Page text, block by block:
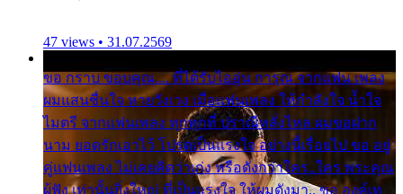
47 views • 31.07.2569
ขอ กราบ ขอบคุณ.... ที่ได้รับไออุ่น การุณ จากแฟน เพลง
ผมแสนชื่นใจ หายวังเวง เมื่อแฟนเพลง ให้กำลังใจ น้ำใจ
ไมตรี จากแฟนเพลง ทุกทุกที่ ปราณีหลั่งไหล ผมขอฝาก
นาม ยอดรักเอาไว้ โปรดเป็นแรงใจ อย่างนี้เรื่อยไป ขอ อยู่
คู่แฟนเพลง ไม่เคยคิดว่าเก่ง หรือดังกว่าใคร..ใคร พระคุณ
ผู้ฟัง เท่านั้นยิ่งใหญ่ ที่เป็นแรงใจ ให้ผมดังมา.. ขอ องค์เท